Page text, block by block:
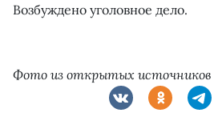
Возбуждено уголовное дело.
Фото из открытых источников